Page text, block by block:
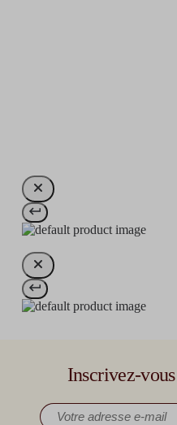
Inscrivez-